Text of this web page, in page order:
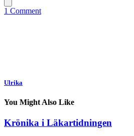
1 Comment
Ulrika
You Might Also Like
Krönika i Läkartidningen